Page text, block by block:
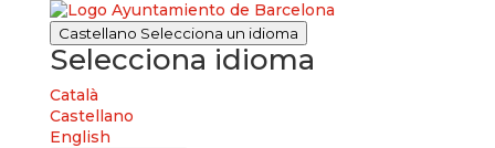
Castellano Selecciona un idioma
Selecciona idioma
Català
Castellano
English